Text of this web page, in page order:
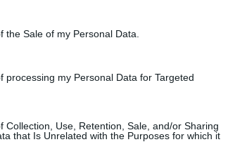
the Sale of my Personal Data.
processing my Personal Data for Targeted
Collection, Use, Retention, Sale, and/or Sharing
that Is Unrelated with the Purposes for which it